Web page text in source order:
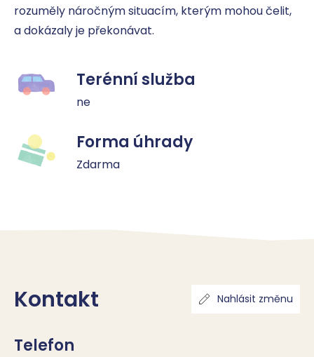
rozuměly náročným situacím, kterým mohou čelit,
a dokázaly je překonávat.
Terénní služba
ne
Forma úhrady
Zdarma
Kontakt Nahlásit změnu
Telefon